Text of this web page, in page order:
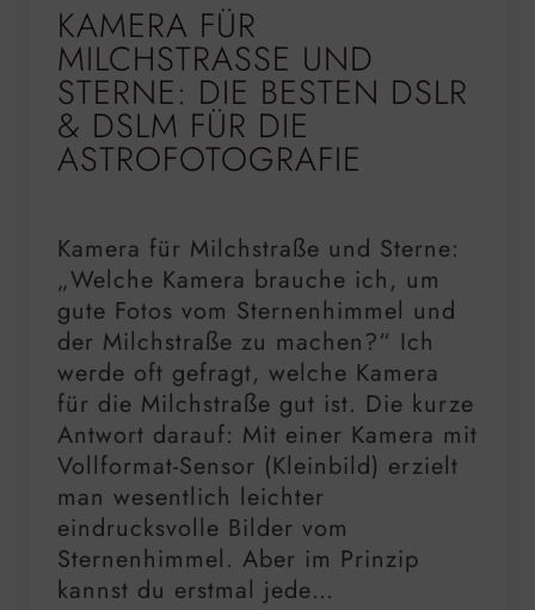
KAMERA FÜR
MILCHSTRASSE UND S
TERNE: DIE BESTEN DSLR &
DSLM FÜR DIE A
STROFOTOGRAFIE
Kamera für Milchstraße und Sterne:
„Welche Kamera brauche ich, um
gute Fotos vom Sternenhimmel und
der Milchstraße zu machen?“ Ich
werde oft gefragt, welche Kamera
für die Milchstraße gut ist. Die kurze
Antwort darauf: Mit einer Kamera mit
Vollformat-Sensor (Kleinbild) erzielt
man wesentlich leichter
eindrucksvolle Bilder vom
Sternenhimmel. Aber im Prinzip
kannst du erstmal jede…